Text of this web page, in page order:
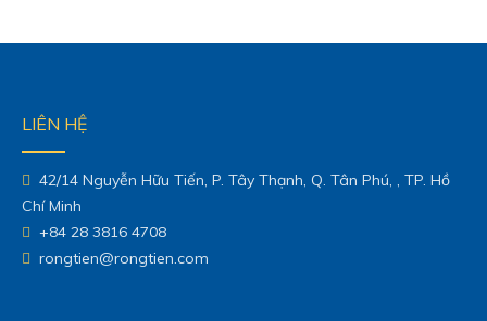
LIÊN HỆ
42/14 Nguyễn Hữu Tiến, P. Tây Thạnh, Q. Tân Phú, , TP. Hồ
Chí Minh
+84 28 3816 4708
rongtien@rongtien.com